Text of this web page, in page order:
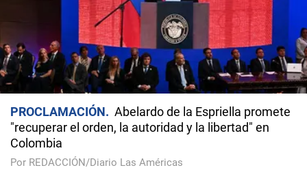
PROCLAMACIÓN
Abelardo de la Espriella promete
"recuperar el orden, la autoridad y la libertad" en
Colombia
Por REDACCIÓN/Diario Las Américas